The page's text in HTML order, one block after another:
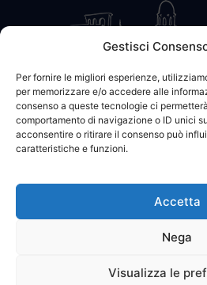
Gestisci
Per fornire le migliori esperienze,
per memorizzare e/o accedere alle
consenso a queste tecnologie ci
comportamento di navigazione o ID unici
acconsentire o ritirare il consenso può
caratteristiche e funzioni.
Accetta
Nega
Visualizza le
CONTATTACI COOKIE
© 2002 - 2026 SanBartolomeo.info ::::